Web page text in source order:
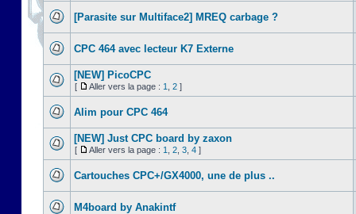
[Parasite sur Multiface2] MREQ carbage ?
CPC 464 avec lecteur K7 Externe
[NEW] PicoCPC
[ Aller vers la page : 1 2 ]
Alim pour CPC 464
[NEW] Just CPC board by zaxon
[ Aller vers la page : 1 2 3 4 ]
Cartouches CPC+/GX4000, une de plus ..
M4board by Anakintf